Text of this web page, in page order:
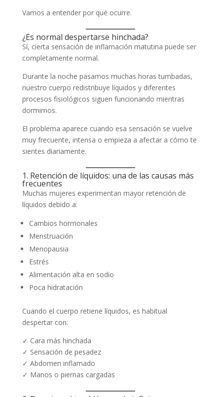
Vamos a entender por qué ocurre.
¿Es normal despertarse hinchada?
Sí, cierta sensación de inflamación matutina puede ser
completamente normal.
Durante la noche pasamos muchas horas tumbadas,
nuestro cuerpo redistribuye líquidos y diferentes
procesos fisiológicos siguen funcionando mientras
dormimos.
El problema aparece cuando esa sensación se vuelve
muy frecuente, intensa o empieza a afectar a cómo te
sientes diariamente.
1. Retención de líquidos: una de las causas más
frecuentes
Muchas mujeres experimentan mayor retención de
líquidos debido a:
Cambios hormonales
Menstruación
Menopausia
Estrés
Alimentación alta en sodio
Poca hidratación
Cuando el cuerpo retiene líquidos, es habitual
despertar con:
✓ Cara más hinchada
✓ Sensación de pesadez
✓ Abdomen inflamado
✓ Manos o piernas cargadas